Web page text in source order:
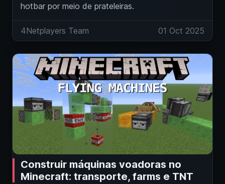
hotbar por meio de prateleiras.
4Netplayers Team 01 Oct 2025
Construir máquinas voadoras no
Minecraft: transporte, farms e TNT